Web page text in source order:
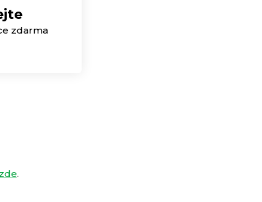
zdarma
zde.